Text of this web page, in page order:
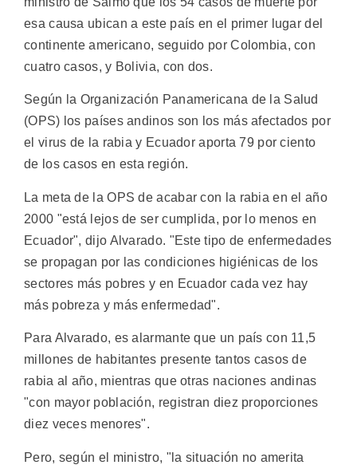
esa causa ubican a este país en el primer lugar del
continente americano, seguido por Colombia, con
cuatro casos, y Bolivia, con dos.
Según la Organización Panamericana de la Salud
(OPS) los países andinos son los más afectados por
el virus de la rabia y Ecuador aporta 79 por ciento
de los casos en esta región.
La meta de la OPS de acabar con la rabia en el año
2000 "está lejos de ser cumplida, por lo menos en
Ecuador", dijo Alvarado. "Este tipo de enfermedades
se propagan por las condiciones higiénicas de los
sectores más pobres y en Ecuador cada vez hay
más pobreza y más enfermedad".
Para Alvarado, es alarmante que un país con 11,5
millones de habitantes presente tantos casos de
rabia al año, mientras que otras naciones andinas
"con mayor población, registran diez proporciones
diez veces menores".
Pero, según el ministro, "la situación no amerita